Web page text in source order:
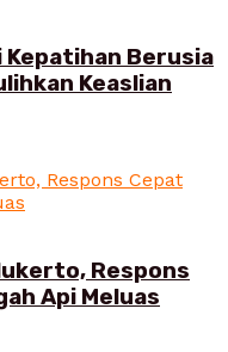
Kepatihan Berusia
Keaslian
Respons
Api Meluas